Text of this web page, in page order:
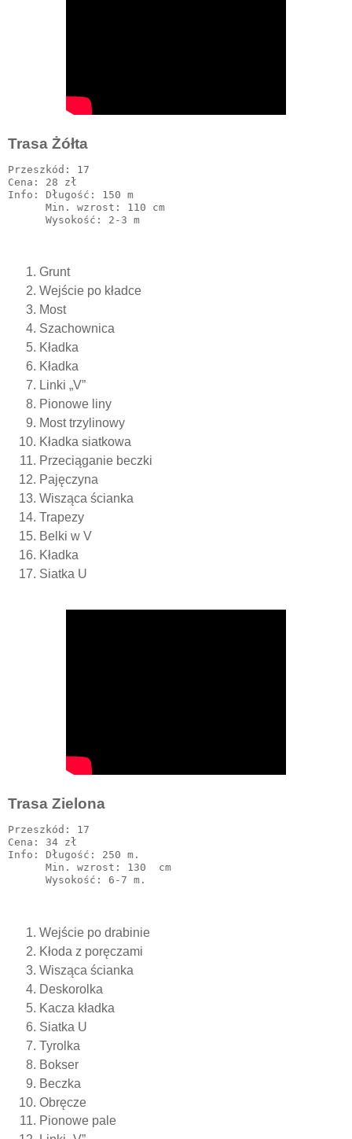
Trasa Żółta
Przeszkód: 17
Cena: 28 zł
Info: Długość: 150 m
      Min. wzrost: 110 cm
Grunt
Wejście po kładce
Most
Szachownica
Kładka
Kładka
Linki „V”
Pionowe liny
Most trzylinowy
Kładka siatkowa
Przeciąganie beczki
Pajęczyna
Wisząca ścianka
Trapezy
Belki w V
Kładka
Siatka U
Trasa Zielona
Przeszkód: 17
Cena: 34 zł
Info: Długość: 250 m.
      Min. wzrost: 130  cm
Wejście po drabinie
Kłoda z poręczami
Wisząca ścianka
Deskorolka
Kacza kładka
Siatka U
Tyrolka
Bokser
Beczka
Obręcze
Pionowe pale